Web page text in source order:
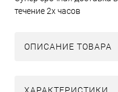
течение 2х часов
ОПИСАНИЕ ТОВАРА